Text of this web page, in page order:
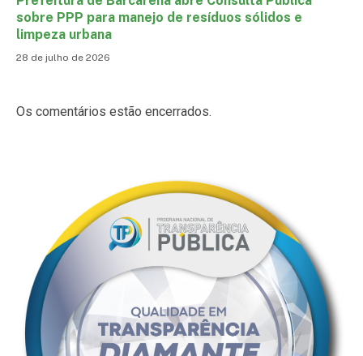
sobre PPP para manejo de resíduos sólidos e
limpeza urbana
28 de julho de 2026
Os comentários estão encerrados.